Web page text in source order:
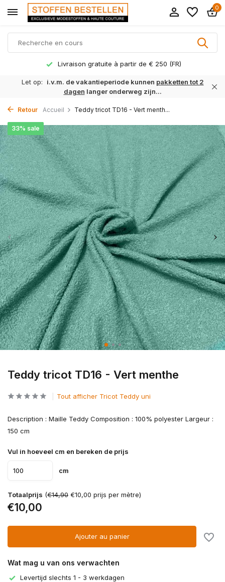
0
Livraison gratuite à partir de € 250 (FR)
Let op: i.v.m. de vakantieperiode kunnen pakketten tot 2
dagen langer onderweg zijn...
Retour Accueil Teddy tricot TD16 - Vert menth...
Teddy tricot TD16 - Vert menthe
33% sale
Tout afficher Tricot Teddy uni
Description : Maille Teddy Composition : 100% polyester Largeur :
150 cm
Vul in hoeveel cm en bereken de prijs
cm
Totaalprijs (€14,90 €10,00 prijs per mètre)
€10,00
Ajouter au panier
Wat mag u van ons verwachten
Levertijd slechts 1 - 3 werkdagen